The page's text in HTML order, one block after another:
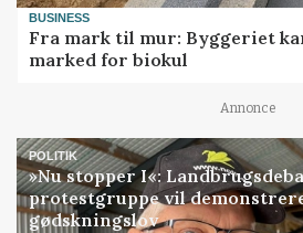
BUSINESS
Fra mark til mur: Byggeriet
marked for biokul
Annonce
POLITIK
»Nu stopper I«:
protestgruppe vil
gødskningslov